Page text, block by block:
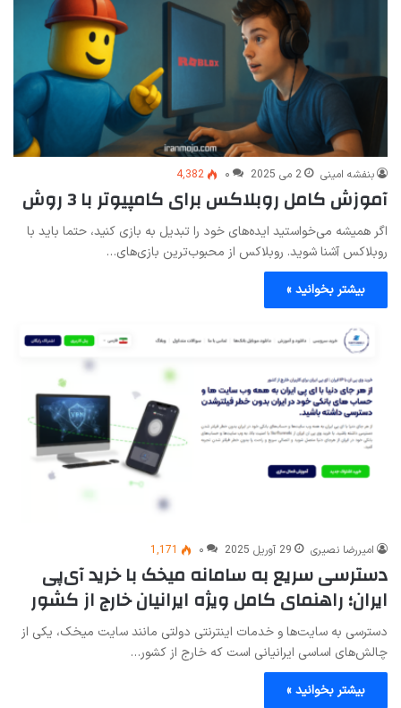
بنفشه امینی 2 می 2025 ۰ 4,382
آموزش کامل روبلاکس برای کامپیوتر با 3 روش
اگر همیشه می‌خواستید ایده‌های خود را تبدیل به بازی کنید، حتما باید با
روبلاکس آشنا شوید. روبلاکس از محبوب‌ترین بازی‌های…
بیشتر بخوانید »
امیررضا نصیری 29 آوریل 2025 ۰ 1,171
دسترسی سریع به سامانه میخک با خرید آی‌پی
ایران؛ راهنمای کامل ویژه ایرانیان خارج از کشور
دسترسی به سایت‌ها و خدمات اینترنتی دولتی مانند سایت میخک، یکی از
چالش‌های اساسی ایرانیانی است که خارج از کشور…
بیشتر بخوانید »